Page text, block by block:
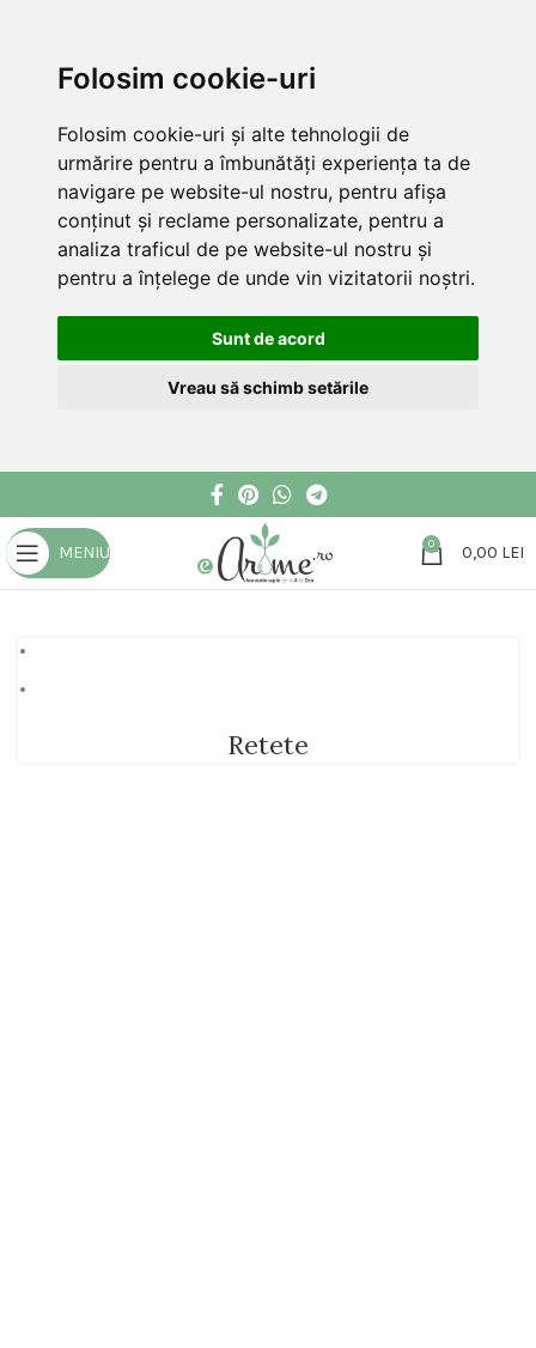
Folosim cookie-uri
Folosim cookie-uri și alte tehnologii de
urmărire pentru a îmbunătăți experiența ta de
navigare pe website-ul nostru, pentru afișa
conținut și reclame personalizate, pentru a
analiza traficul de pe website-ul nostru și
pentru a înțelege de unde vin vizitatorii noștri.
Sunt de acord
Vreau să schimb setările
MENIU 0 0,00 LEI
Retete